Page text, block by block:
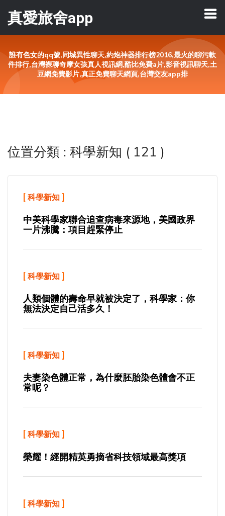
真愛旅舍app
誰有色女的qq號,同城異性聊天,約炮神器排行榜2016,最火的聊污軟
件排行,台灣裸聊奇摩女孩真人視訊網,酷比免費a片,影音視訊聊天,土
豆網免費影片,真正免費聊天網頁,台灣交友app排
位置分類 : 科學新知 ( 121 )
[ 科學新知 ]
中美科學家聯合追查病毒來源地，美國政界
一片沸騰：項目趕緊停止
[ 科學新知 ]
人類個體的壽命早就被決定了，科學家：你
無法決定自己活多久！
[ 科學新知 ]
夫妻染色體正常，為什麼胚胎染色體會不正
常呢？
[ 科學新知 ]
榮耀！經開精英勇摘省科技領域最高獎項
[ 科學新知 ]